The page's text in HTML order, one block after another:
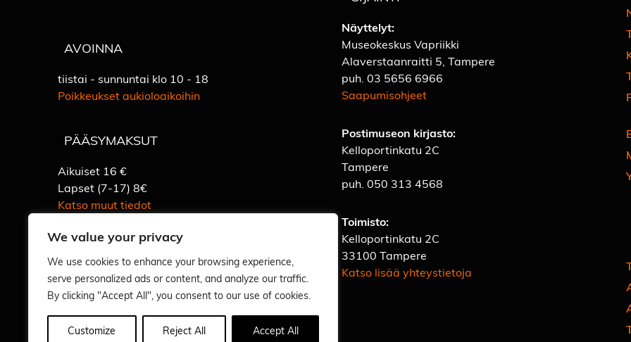
We value your privacy
We use cookies to enhance your browsing experience,
serve personalized ads or content, and analyze our traffic.
By clicking "Accept All", you consent to our use of cookies.
Customize Reject All Accept All
AVOINNA
tiistai - sunnuntai klo 10 - 18
Poikkeukset aukioloaikoihin
PÄÄSYMAKSUT
Aikuiset 16 €
Lapset (7-17) 8€
Katso muut tiedot
Vastuullisuus
Näyttelyt:
Museokeskus Vapriikki
Alaverstaanraitti 5, Tampere
puh.03 5656 6966
Saapumisohjeet
Postimuseon kirjasto:
Kelloportinkatu 2C
Tampere
puh.050 313 4568
Toimisto:
Kelloportinkatu 2C
33100 Tampere
Katso lisää yhteystietoja